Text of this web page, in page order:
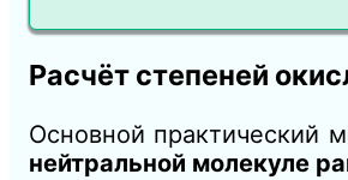
Расчёт степеней
Основной практический
нейтральной молекуле